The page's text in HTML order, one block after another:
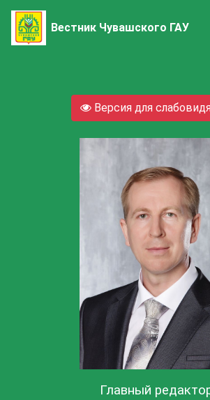
Вестник Чувашского ГАУ
Версия для
Главный